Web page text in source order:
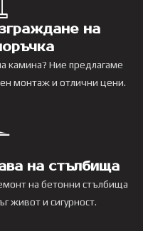
на
камина? Ние предлагаме
монтаж и отлични цени.
на стълбища
на бетонни стълбища
живот и сигурност.